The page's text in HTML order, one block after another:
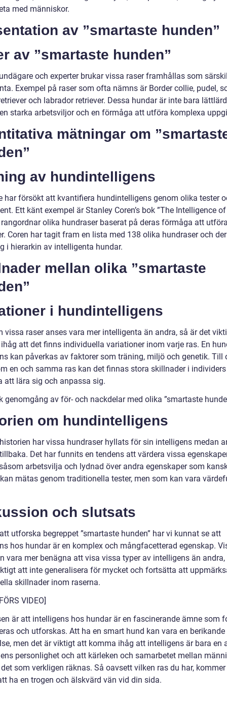
med människor.
av ”smartaste hunden”
av ”smartaste hunden”
och experter brukar vissa raser framhållas som
Exempel på raser som ofta nämns är Border collie, pudel,
och labrador retriever. Dessa hundar är inte bara
starka arbetsviljor och en förmåga att utföra komplexa
mätningar om
av hundintelligens
har försökt att kvantifiera hundintelligens genom olika tester
Ett känt exempel är Stanley Coren’s bok ”The Intelligence
olika hundraser baserat på deras förmåga att
Coren har tagit fram en lista med 138 olika hundraser och
i hierarkin av intelligenta hundar.
mellan olika ”smartaste
i hundintelligens
vissa raser anses vara mer intelligenta än andra, så är det
att det finns individuella variationer inom varje ras. En
kan påverkas av faktorer som träning, miljö och genetik. Till
en och samma ras kan det finnas stora skillnader i individers
att lära sig och anpassa sig.
genomgång av för- och nackdelar med olika ”smartaste
om hundintelligens
har vissa hundraser hyllats för sin intelligens medan
Det har funnits en tendens att värdera vissa
arbetsvilja och lydnad över andra egenskaper som
mätas genom traditionella tester, men som kan vara
och slutsats
utforska begreppet ”smartaste hunden” har vi kunnat se att
hos hundar är en komplex och mångfacetterad egenskap.
vara mer benägna att visa vissa typer av intelligens än andra,
att inte generalisera för mycket och fortsätta att
skillnader inom raserna.
VIDEO]
är att intelligens hos hundar är en fascinerande ämne som
och utforskas. Att ha en smart hund kan vara en berikande
men det är viktigt att komma ihåg att intelligens är bara en
personlighet och att kärleken och samarbetet mellan
som verkligen räknas. Så oavsett vilken ras du har,
ha en trogen och älskvärd vän vid din sida.